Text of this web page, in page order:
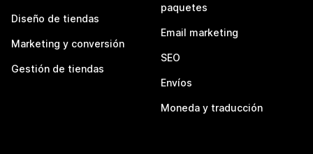
Diseño de tiendas
Marketing y conversión
Gestión de tiendas
paquetes
Email marketing
SEO
Envíos
Moneda y traducción